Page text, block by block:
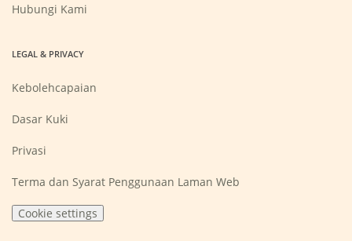
new
window)
Hubungi Kami
LEGAL & PRIVACY
Kebolehcapaian
Dasar Kuki
Privasi
Terma dan Syarat Penggunaan Laman Web
Cookie settings